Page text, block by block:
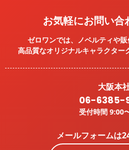
お気軽にお問い合
ゼロワンでは、ノベルティや
高品質なオリジナルキャラクター
大阪本
06-6385-
受付時間 9:00
メールフォームは